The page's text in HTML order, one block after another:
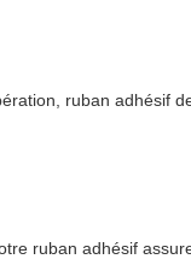
ruban adhésif
ruban adhésif